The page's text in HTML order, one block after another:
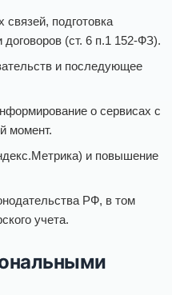
подготовка
(ст. 6 п.1 152-ФЗ).
и последующее
о сервисах с
момент.
и повышение
РФ, в том
учета.